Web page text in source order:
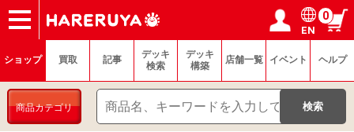
ショップ
買取
記事
デッキ検索
デッキ構築
選手一覧
店舗一覧
イベント
ヘルプ
お問い合わせ ログイン／会員登録
マイページ
EN
0
ショップ 買取 記事
デッキ
検索
デッキ
構築
店舗一覧 イベント ヘルプ
商品カテゴリ